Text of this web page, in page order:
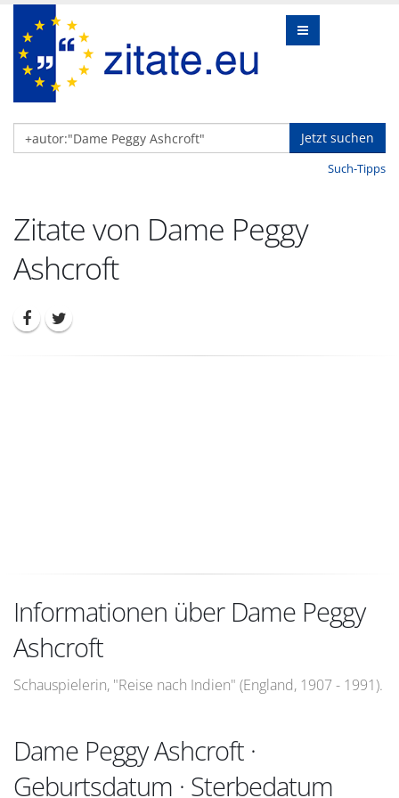
Jetzt suchen
Such-Tipps
Zitate von Dame Peggy
Ashcroft
Informationen über Dame Peggy
Ashcroft
Schauspielerin, "Reise nach Indien" (England, 1907 - 1991).
Dame Peggy Ashcroft ·
Geburtsdatum · Sterbedatum